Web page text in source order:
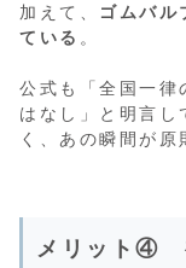
加えて、
ゴムバル
ている 。
公式も「全国一律
はなし」と明言し
く、あの瞬間が原
メリット④